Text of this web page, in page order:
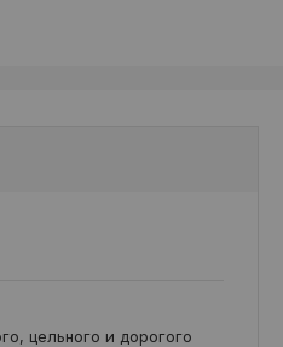
цельного и дорогого